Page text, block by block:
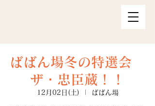
ばばん場冬の特選会
ザ・忠臣蔵！！
12月02日(土) ばばん場